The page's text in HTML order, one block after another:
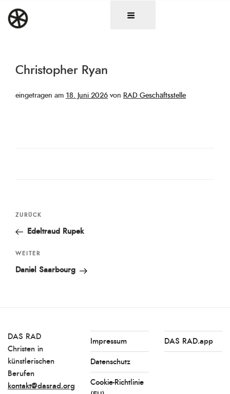
Inhalt
springen
Christopher Ryan
eingetragen am Veröffentlicht
18. Juni 2026 von RAD Geschäftsstelle
Beitragsnavigation
Vorheriger
Beitrag
ZURÜCK
Edeltraud Rupek
Nächster
Beitrag
WEITER
Daniel Saarbourg
DAS RAD
Christen in
künstlerischen
Berufen
kontakt@dasrad.org
Impressum
Datenschutz
Cookie-Richtlinie
DAS RAD.app